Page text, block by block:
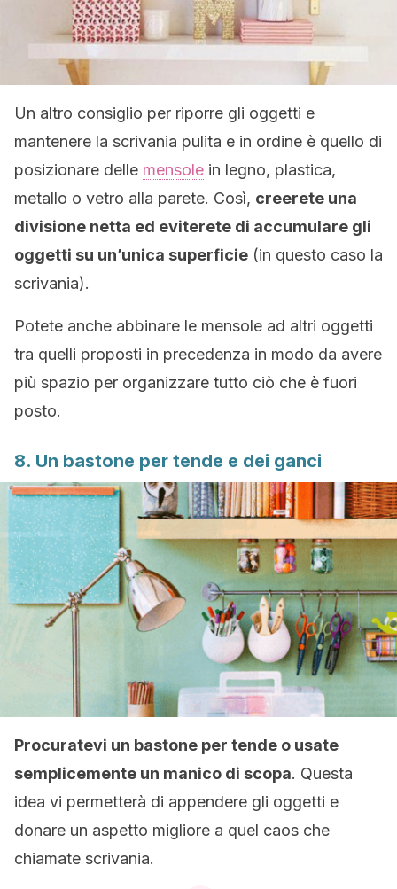
Un altro consiglio per riporre gli oggetti e
mantenere la scrivania pulita e in ordine è quello di
posizionare delle mensole in legno, plastica,
metallo o vetro alla parete. Così, creerete una
divisione netta ed eviterete di accumulare gli
oggetti su un’unica superficie (in questo caso la
scrivania).
Potete anche abbinare le mensole ad altri oggetti
tra quelli proposti in precedenza in modo da avere
più spazio per organizzare tutto ciò che è fuori
posto.
8. Un bastone per tende e dei ganci
Procuratevi un bastone per tende o usate
semplicemente un manico di scopa. Questa
idea vi permetterà di appendere gli oggetti e
donare un aspetto migliore a quel caos che
chiamate scrivania.